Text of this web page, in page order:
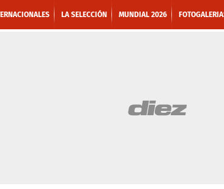
LA SELECCIÓN MUNDIAL 2026